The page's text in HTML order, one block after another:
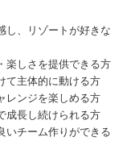
し、リゾートが好きな
楽しさを提供できる方
て主体的に動ける方
レンジを楽しめる方
成長し続けられる方
いチーム作りができる